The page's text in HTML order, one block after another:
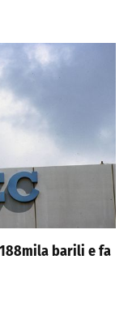
barili e fa